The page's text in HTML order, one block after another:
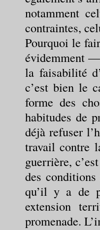
notamment
contraintes,
Pourquoi le
évidemment
la faisabilité
c’est bien le
forme des
habitudes de
déjà refuser
travail contre
guerrière,
des
qu’il y a de
extension
promenade.